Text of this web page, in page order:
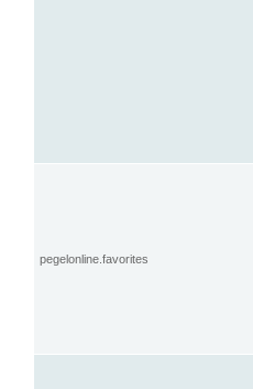
pegelonline.favorites